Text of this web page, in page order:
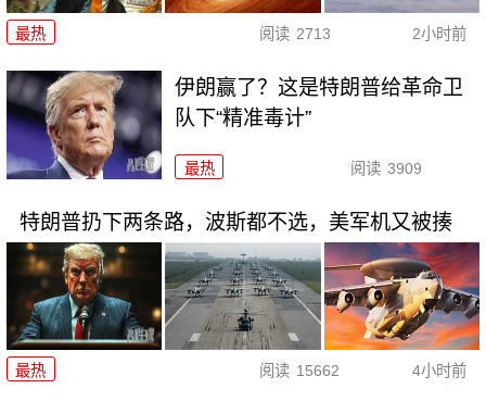
最热 阅读 2713 2小时前
伊朗赢了？这是特朗普给革命卫
队下“精准毒计”
最热 阅读 3909
特朗普扔下两条路，波斯都不选，美军机又被揍
最热 阅读 15662 4小时前